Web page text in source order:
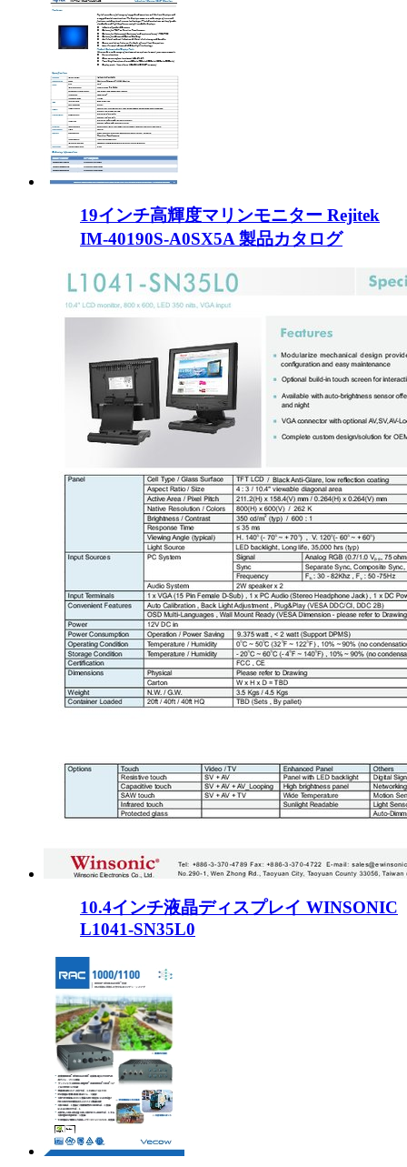
19インチ高輝度マリンモニター Rejitek
IM-40190S-A0SX5A 製品カタログ
10.4インチ液晶ディスプレイ WINSONIC
L1041-SN35L0